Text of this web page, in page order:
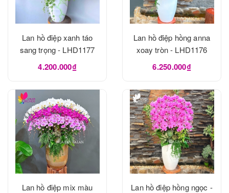
Lan hồ điệp xanh táo
sang trọng - LHD1177
4.200.000₫
Lan hồ điệp hồng anna
xoay tròn - LHD1176
6.250.000₫
Lan hồ điệp mix màu
Lan hồ điệp hồng ngọc -